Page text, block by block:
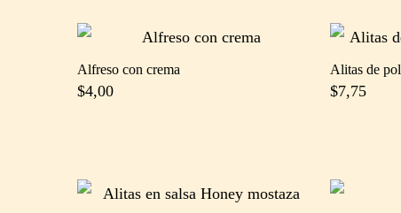
Alfreso con crema
$4,00
Alitas de
$7,75